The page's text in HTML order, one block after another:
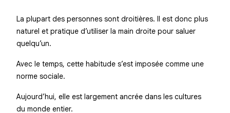
La plupart des personnes sont droitières. Il est donc plus
naturel et pratique d’utiliser la main droite pour saluer
quelqu’un.
Avec le temps, cette habitude s’est imposée comme une
norme sociale.
Aujourd’hui, elle est largement ancrée dans les cultures
du monde entier.